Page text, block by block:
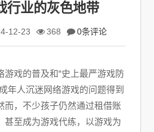
行业的灰色地带
12-23 368 0条评论
游戏的普及和“史上最严游戏防
年人沉迷网络游戏的问题得到
而，不少孩子仍然通过租借账
甚至成为游戏代练，以游戏为